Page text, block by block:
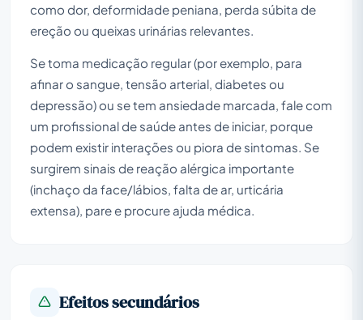
como dor, deformidade peniana, perda súbita de
ereção ou queixas urinárias relevantes.
Se toma medicação regular (por exemplo, para
afinar o sangue, tensão arterial, diabetes ou
depressão) ou se tem ansiedade marcada, fale com
um profissional de saúde antes de iniciar, porque
podem existir interações ou piora de sintomas. Se
surgirem sinais de reação alérgica importante
(inchaço da face/lábios, falta de ar, urticária
extensa), pare e procure ajuda médica.
Efeitos secundários